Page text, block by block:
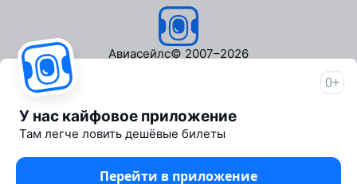
Авиасейлс© 2007–2026
Пресс‑центр
Travelpayouts
Партнёрская программа
Медиа Yo'lovchi
Трэвел‑медиа Aviasales.uz
0+
У нас кайфовое приложение
Там легче ловить дешёвые билеты
Перейти в приложение